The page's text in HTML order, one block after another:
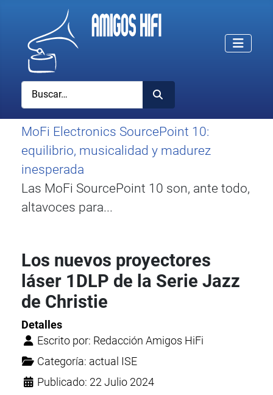
Buscar
MoFi Electronics SourcePoint 10:
equilibrio, musicalidad y madurez
inesperada
Las MoFi SourcePoint 10 son, ante todo,
altavoces para...
Los nuevos proyectores
láser 1DLP de la Serie Jazz
de Christie
Detalles
Escrito por: Redacción Amigos HiFi
Categoría: actual ISE
Publicado: 22 Julio 2024